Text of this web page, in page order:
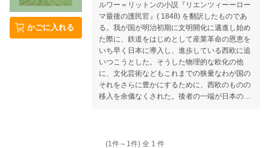
かごに入れる
ルワー＝リットンの小説『リエンツィーーロー
マ最後の護民官』( 1848) を翻訳したものであ
る。我が国が明治初期に文明開化に邁進し始め
た際に、鉄道をはじめとして産業革命の恩恵を
いち早く日本に導入し、進歩している西欧に追
いつこうとした。そうした物理的な欧化の他
に、文化芸術などもこれまでの狭量なわが国の
それをさらに豊かにするために、西欧のものの
移入を余儀なくされた。後者の一端が日本の小
18）を公にしたのが英文学者坪内逍遙であっ
(1件～ 1件) 全 1 件